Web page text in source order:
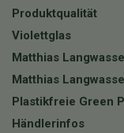
Produktqualität
Violettglas
Matthias
Matthias
Plastikfreie Green
Händlerinfos